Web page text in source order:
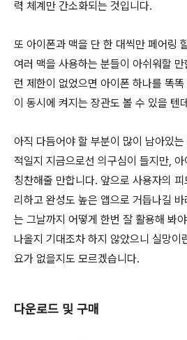
력 체계만 간소화되는 것입니다.
또 아이폰과 맥을 단 한 대씩만 페어링
여러 맥을 사용하는 분들이 아쉬워할 만
런 제한이 없었으면 아이폰 하나를 똑
이 동시에 켜지는 장관도 볼 수 있을 텐
아직 다듬어야 할 부분이 많이 남아있
적일지 지금으로선 의구심이 들지만,
칭찬해줄 만합니다. 앞으로 사용자의
리하고 완성도 높은 앱으로 거듭나길
는 그날까지 어떻게 한번 잘 활용해 봐
나올지 기대조차 하지 않았으니 실망이
요가 없을지도 모르겠습니다.
다운로드 및 구매